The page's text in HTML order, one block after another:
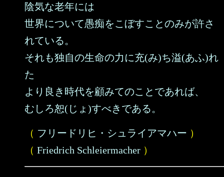
陰気な老年には
世界について愚痴をこぼすことのみが許さ
れている。
それも独自の生命の力に充(み)ち溢(あふ)れ
た
より良き時代を顧みてのことであれば、
むしろ恕(じょ)すべきである。
（ フリードリヒ・シュライアマハー ）
（ Friedrich Schleiermacher ）